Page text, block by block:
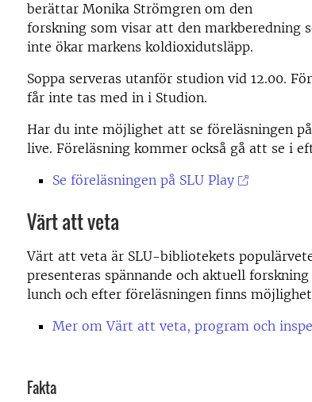
berättar Monika Strömgren om den
forskning som visar att den markberedning
inte ökar markens koldioxidutsläpp.
Soppa serveras utanför studion vid 12.00.
får inte tas med in i Studion.
Har du inte möjlighet att se föreläsningen
live. Föreläsning kommer också gå att se i
Se föreläsningen på SLU Play
Värt att veta
Värt att veta är SLU-bibliotekets
presenteras spännande och aktuell
lunch och efter föreläsningen finns
Mer om Värt att veta, program och
Fakta